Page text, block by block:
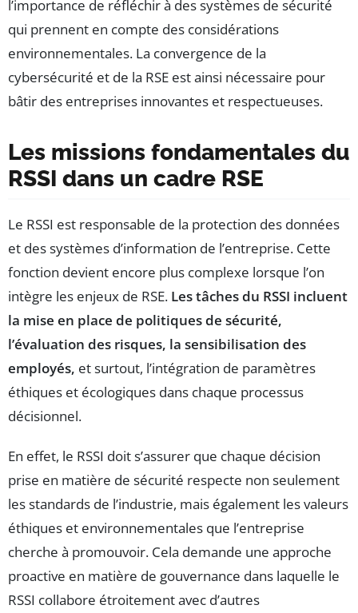
l’importance de réfléchir à des systèmes de sécurité
qui prennent en compte des considérations
environnementales. La convergence de la
cybersécurité et de la RSE est ainsi nécessaire pour
bâtir des entreprises innovantes et respectueuses.
Les missions fondamentales du
RSSI dans un cadre RSE
Le RSSI est responsable de la protection des données
et des systèmes d’information de l’entreprise. Cette
fonction devient encore plus complexe lorsque l’on
intègre les enjeux de RSE. Les tâches du RSSI incluent
la mise en place de politiques de sécurité,
l’évaluation des risques, la sensibilisation des
employés, et surtout, l’intégration de paramètres
éthiques et écologiques dans chaque processus
décisionnel.
En effet, le RSSI doit s’assurer que chaque décision
prise en matière de sécurité respecte non seulement
les standards de l’industrie, mais également les valeurs
éthiques et environnementales que l’entreprise
cherche à promouvoir. Cela demande une approche
proactive en matière de gouvernance dans laquelle le
RSSI collabore étroitement avec d’autres